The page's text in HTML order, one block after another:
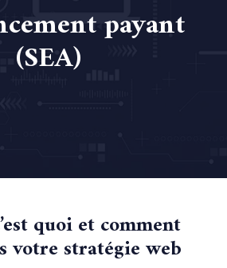
payant
(SEA)
quoi et comment
votre stratégie web